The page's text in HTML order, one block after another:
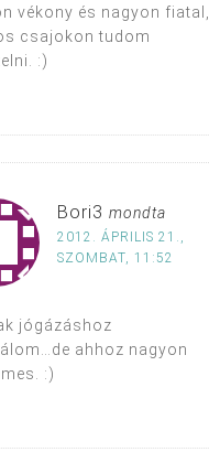
vékony és nagyon fiatal,
csajokon tudom
:)
Bori3 mondta
2012. ÁPRILIS 21.,
SZOMBAT, 11:52
jógázáshoz
ahhoz nagyon
:)